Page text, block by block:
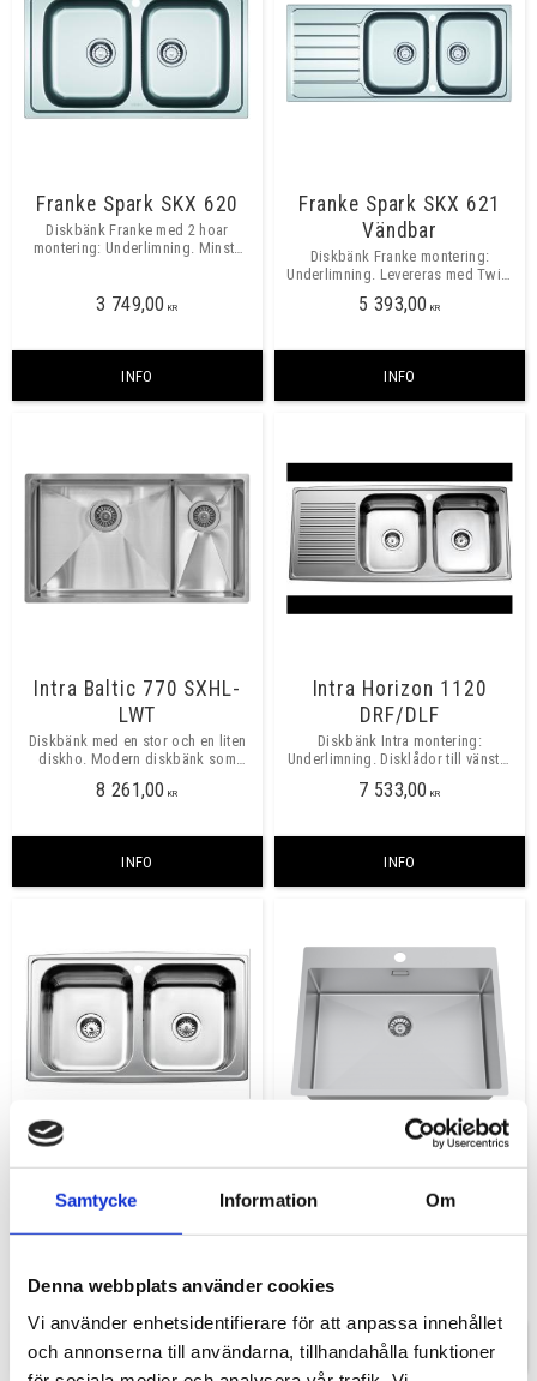
Samtycke Information Om
Denna webbplats använder cookies
Vi använder enhetsidentifierare för att anpassa innehållet
och annonserna till användarna, tillhandahålla funktioner
Franke Spark SKX 620
Diskbänk Franke med 2 hoar
montering: Underlimning. Minsta
3 749,00 KR
INFO
Franke Spark SKX 621
Vändbar
Diskbänk Franke montering:
Underlimning. Levereras med Twist
800mm.
5 393,00 KR
INFO
Intra Baltic 770 SXHL-
LWT
Diskbänk med en stor och en liten
diskho. Modern diskbänk som
8 261,00 KR
INFO
Intra Horizon 1120
DRF/DLF
Diskbänk Intra montering:
Underlimning. Disklådor till vänster
800mm.
7 533,00 KR
INFO
Intra Horizon 815 DMF
Diskbänk Intra montering:
800mm.
6 411,00KR
INFO
Nordic Tech Radius 600
INFO